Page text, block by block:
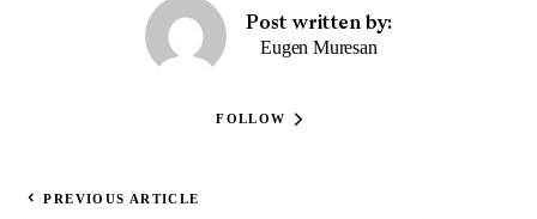
Post written by:
Eugen Muresan
FOLLOW
PREVIOUS ARTICLE